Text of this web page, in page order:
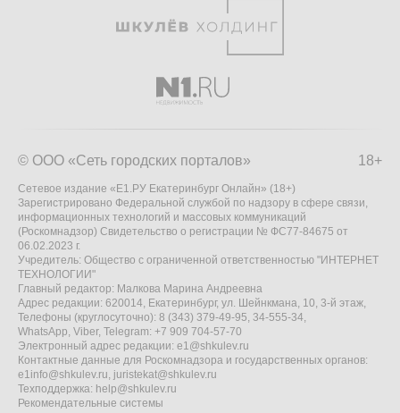
18+
© ООО «Сеть городских порталов»
Сетевое издание «Е1.РУ Екатеринбург Онлайн» (18+)
Зарегистрировано Федеральной службой по надзору в сфере связи,
информационных технологий и массовых коммуникаций
(Роскомнадзор) Свидетельство о регистрации № ФС77-84675 от
06.02.2023 г.
Учредитель: Общество с ограниченной ответственностью "ИНТЕРНЕТ
ТЕХНОЛОГИИ"
Главный редактор: Малкова Марина Андреевна
Адрес редакции: 620014, Екатеринбург, ул. Шейнкмана, 10, 3-й этаж,
Телефоны (круглосуточно): 8 (343) 379-49-95, 34-555-34,
WhatsApp, Viber, Telegram: +7 909 704-57-70
Электронный адрес редакции: e1@shkulev.ru
Контактные данные для Роскомнадзора и государственных органов:
e1info@shkulev.ru, juristekat@shkulev.ru
Техподдержка: help@shkulev.ru
Рекомендательные системы